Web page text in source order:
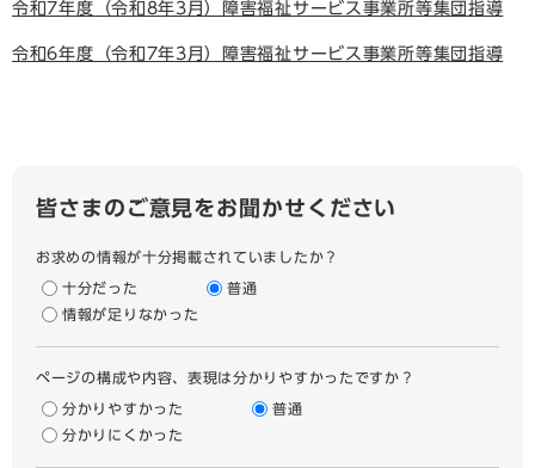
令和7年度（令和8年3月）障害福祉サービス事業所等集団指導
令和6年度（令和7年3月）障害福祉サービス事業所等集団指導
皆さまのご意見をお聞かせください
お求めの情報が十分掲載されていましたか？
十分だった
普通
情報が足りなかった
ページの構成や内容、表現は分かりやすかったですか？
分かりやすかった
普通
分かりにくかった